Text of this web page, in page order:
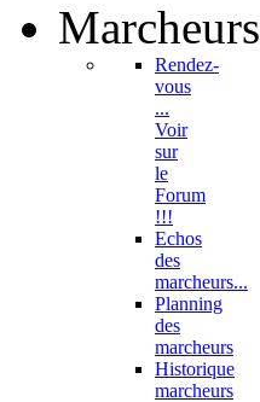
Marcheurs
Rendez-
vous
...
Voir
sur
le
Forum
!!!
Echos
des
marcheurs...
Planning
des
marcheurs
Historique
marcheurs